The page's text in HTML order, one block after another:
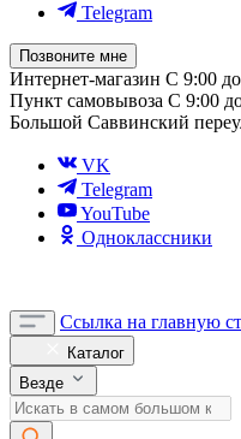
Telegram
Позвоните мне
Интернет-магазин С 9:00
Пункт самовывоза С 9:00
Большой Саввинский
VK
Telegram
YouTube
Одноклассники
Ссылка на главную
Каталог
Везде